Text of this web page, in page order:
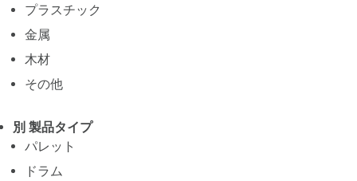
プラスチック
金属
木材
その他
別 製品タイプ
パレット
ドラム